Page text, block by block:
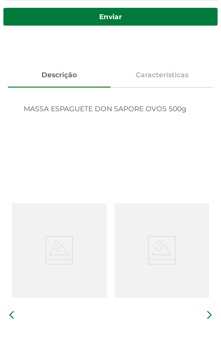
Enviar
Descrição Características
MASSA ESPAGUETE DON SAPORE OVOS 500g